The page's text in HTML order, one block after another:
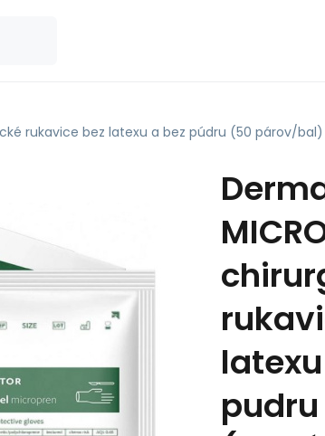
rukavice bez latexu a bez púdru (50 párov/bal)
pudru